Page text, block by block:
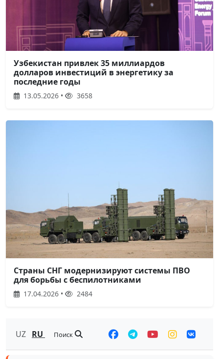
Узбекистан привлек 35 миллиардов
долларов инвестиций в энергетику за
последние годы
13.05.2026 • 3658
Страны СНГ модернизируют системы ПВО
для борьбы с беспилотниками
17.04.2026 • 2484
UZ RU Поиск